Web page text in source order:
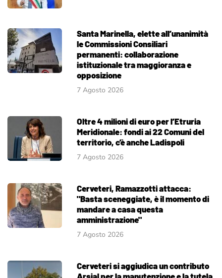
Santa Marinella, elette all’unanimità
le Commissioni Consiliari
permanenti: collaborazione
istituzionale tra maggioranza e
opposizione
7 Agosto 2026
Oltre 4 milioni di euro per l’Etruria
Meridionale: fondi ai 22 Comuni del
territorio, c’è anche Ladispoli
7 Agosto 2026
Cerveteri, Ramazzotti attacca:
"Basta sceneggiate, è il momento di
mandare a casa questa
amministrazione"
7 Agosto 2026
Cerveteri si aggiudica un contributo